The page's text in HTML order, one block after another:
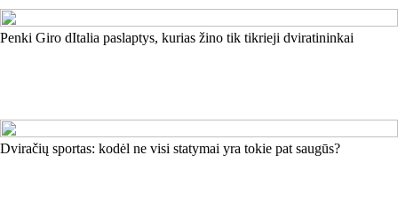
Penki Giro dItalia paslaptys, kurias žino tik tikrieji dviratininkai
Dviračių sportas: kodėl ne visi statymai yra tokie pat saugūs?